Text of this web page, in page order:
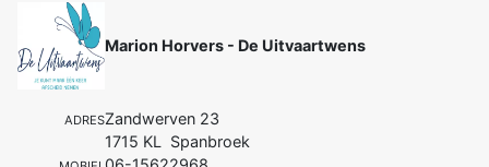
Marion Horvers - De Uitvaartwens
ADRESZandwerven 23
1715 KL Spanbroek